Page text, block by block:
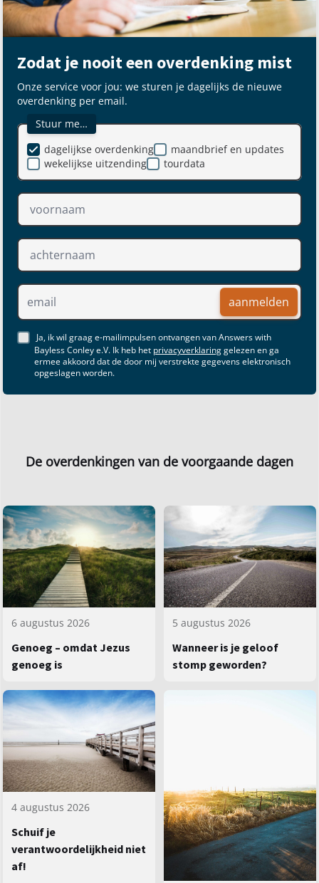
Zodat je nooit een overdenking mist
Onze service voor jou: we sturen je dagelijks de nieuwe
overdenking per email.
Stuur me…
maandbrief en updates
dagelijkse overdenking
wekelijkse uitzending
tourdata
aanmelden
Ja, ik wil graag e-mailimpulsen ontvangen van Answers with
Bayless Conley e.V. Ik heb het privacyverklaringgelezen en ga
ermee akkoord dat de door mij verstrekte gegevens elektronisch
opgeslagen worden.
De overdenkingen van de voorgaande dagen
6 augustus 2026
Genoeg – omdat Jezus
genoeg is
5 augustus 2026
Wanneer is je geloof
stomp geworden?
4 augustus 2026
Schuif je
verantwoordelijkheid niet
af!